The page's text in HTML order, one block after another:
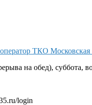
ТКО Московская
на обед), суббота,
login